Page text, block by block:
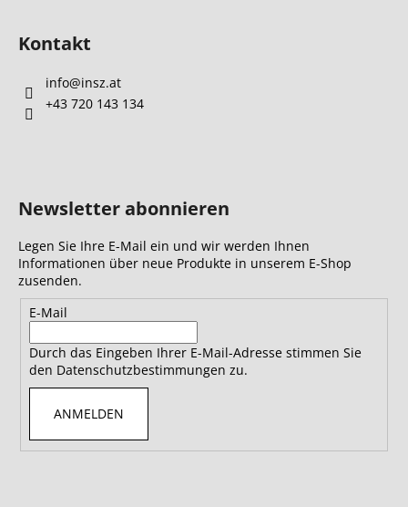
Kontakt
info@insz.at
+43 720 143 134
Newsletter abonnieren
Legen Sie Ihre E-Mail ein und wir werden Ihnen
Informationen über neue Produkte in unserem E-Shop
zusenden.
E-Mail
Durch das Eingeben Ihrer E-Mail-Adresse stimmen Sie
den Datenschutzbestimmungen zu.
ANMELDEN